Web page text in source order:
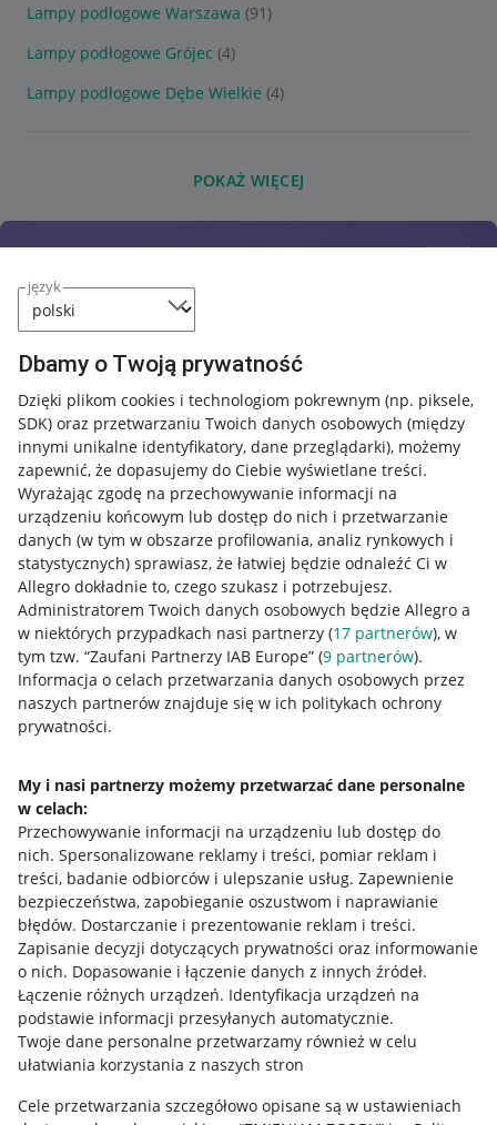
język
Dbamy o Twoją prywatność
Dzięki plikom cookies i technologiom pokrewnym (np. piksele,
SDK) oraz przetwarzaniu Twoich danych osobowych (między
innymi unikalne identyfikatory, dane przeglądarki), możemy
zapewnić, że dopasujemy do Ciebie wyświetlane treści.
Wyrażając zgodę na przechowywanie informacji na
urządzeniu końcowym lub dostęp do nich i przetwarzanie
danych (w tym w obszarze profilowania, analiz rynkowych i
statystycznych) sprawiasz, że łatwiej będzie odnaleźć Ci w
Allegro dokładnie to, czego szukasz i potrzebujesz.
Administratorem Twoich danych osobowych będzie Allegro a
w niektórych przypadkach nasi partnerzy (17 partnerów), w
tym tzw. “Zaufani Partnerzy IAB Europe” (9 partnerów).
Informacja o celach przetwarzania danych osobowych przez
naszych partnerów znajduje się w ich politykach ochrony
prywatności.
My i nasi partnerzy możemy przetwarzać dane personalne
w celach:
Przechowywanie informacji na urządzeniu lub dostęp do
nich. Spersonalizowane reklamy i treści, pomiar reklam i
treści, badanie odbiorców i ulepszanie usług. Zapewnienie
bezpieczeństwa, zapobieganie oszustwom i naprawianie
błędów. Dostarczanie i prezentowanie reklam i treści.
Zapisanie decyzji dotyczących prywatności oraz informowanie
o nich. Dopasowanie i łączenie danych z innych źródeł.
Łączenie różnych urządzeń. Identyfikacja urządzeń na
podstawie informacji przesyłanych automatycznie.
Twoje dane personalne przetwarzamy również w celu
ułatwiania korzystania z naszych stron
Cele przetwarzania szczegółowo opisane są w ustawieniach
Lampy podłogowe Warszawa (91)
Lampy podłogowe Grójec (4)
Lampy podłogowe Dębe Wielkie (4)
POKAŻ WIĘCEJ
Przydatne informacje
Jak to działa
Allegro Gadane dla sprzedających
Allegro Gadane dla kupujących
Mapa miejscowości
Informacje prawne
Regulamin
Polityka plików "cookies"
Ustawienia plików "cookies"
Udostępnianie lokalizacji